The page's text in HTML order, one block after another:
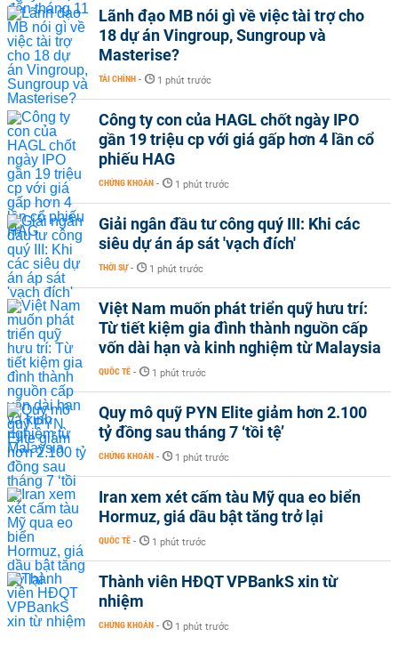
Lãnh đạo MB nói gì về việc tài trợ cho
18 dự án Vingroup, Sungroup và
Masterise?
TÀI CHÍNH - 1 phút trước
Công ty con của HAGL chốt ngày IPO
gần 19 triệu cp với giá gấp hơn 4 lần cổ
phiếu HAG
CHỨNG KHOÁN - 1 phút trước
Giải ngân đầu tư công quý III: Khi các
siêu dự án áp sát 'vạch đích'
THỜI SỰ - 1 phút trước
Việt Nam muốn phát triển quỹ hưu trí:
Từ tiết kiệm gia đình thành nguồn cấp
vốn dài hạn và kinh nghiệm từ Malaysia
QUỐC TẾ - 1 phút trước
Quy mô quỹ PYN Elite giảm hơn 2.100
tỷ đồng sau tháng 7 ‘tồi tệ’
CHỨNG KHOÁN - 1 phút trước
Iran xem xét cấm tàu Mỹ qua eo biển
Hormuz, giá dầu bật tăng trở lại
QUỐC TẾ - 1 phút trước
Thành viên HĐQT VPBankS xin từ
nhiệm
CHỨNG KHOÁN - 1 phút trước